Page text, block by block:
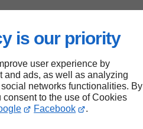
is our priority
user experience by
and ads, as well as analyzing
networks functionalities. By
to the use of Cookies
Facebook .